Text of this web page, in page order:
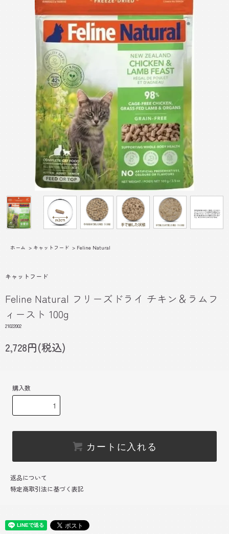
ホーム > キャットフード > Feline Natural
キャットフード
Feline Natural フリーズドライ チキン＆ラムフ
ィースト 100g
21022002
2,728円(税込)
購入数
カートに入れる
返品について
特定商取引法に基づく表記